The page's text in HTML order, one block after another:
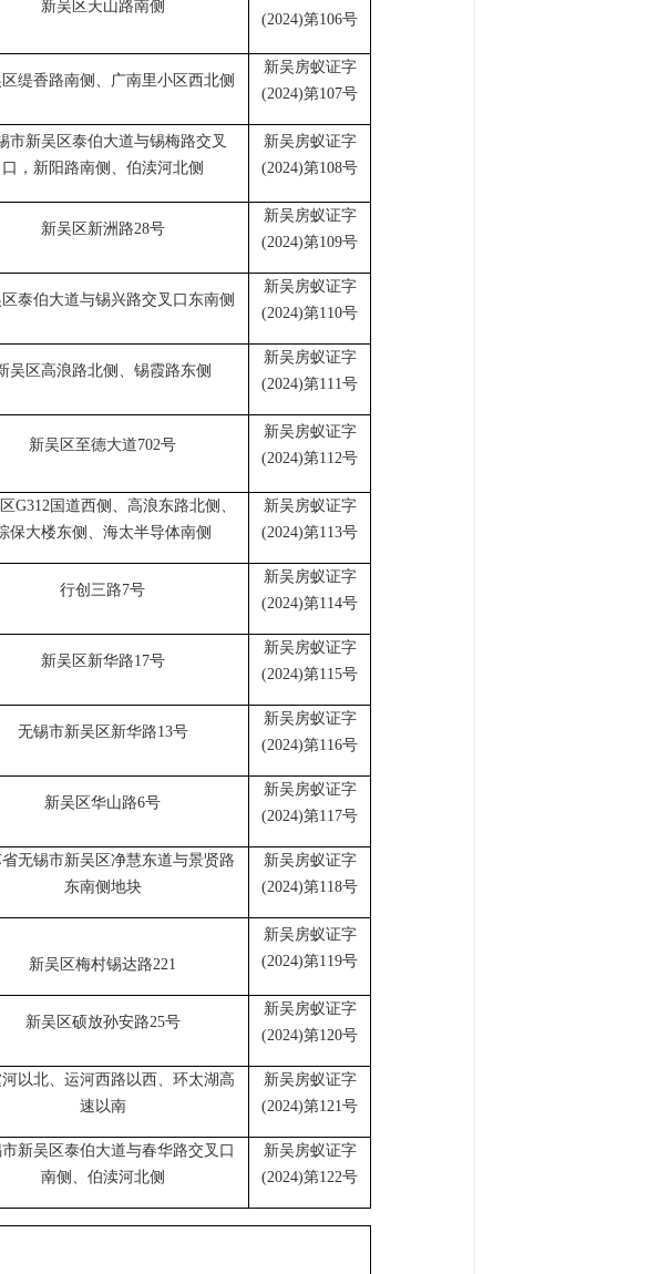
新吴区天山路南侧
(2024)第106号
缇香路南侧、广南里小区西北侧
新吴房蚁证字
(2024)第107号
市新吴区泰伯大道与锡梅路交叉
口，新阳路南侧、伯渎河北侧
新吴房蚁证字
(2024)第108号
新吴区新洲路28号
新吴房蚁证字
(2024)第109号
泰伯大道与锡兴路交叉口东南侧
新吴房蚁证字
(2024)第110号
吴区高浪路北侧、锡霞路东侧
新吴房蚁证字
(2024)第111号
新吴区至德大道702号
新吴房蚁证字
(2024)第112号
G312国道西侧、高浪东路北侧、
保大楼东侧、海太半导体南侧
新吴房蚁证字
(2024)第113号
行创三路7号
新吴房蚁证字
(2024)第114号
新吴区新华路17号
新吴房蚁证字
(2024)第115号
无锡市新吴区新华路13号
新吴房蚁证字
(2024)第116号
新吴区华山路6号
新吴房蚁证字
(2024)第117号
无锡市新吴区净慧东道与景贤路
东南侧地块
新吴房蚁证字
(2024)第118号
新吴区梅村锡达路221
新吴房蚁证字
(2024)第119号
新吴区硕放孙安路25号
新吴房蚁证字
(2024)第120号
以北、运河西路以西、环太湖高
速以南
新吴房蚁证字
(2024)第121号
新吴区泰伯大道与春华路交叉口
南侧、伯渎河北侧
新吴房蚁证字
(2024)第122号